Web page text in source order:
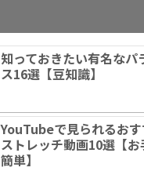
知っておきたい有名なパ
ス16選【豆知識】
YouTubeで見られるお
ストレッチ動画10選【お
簡単】